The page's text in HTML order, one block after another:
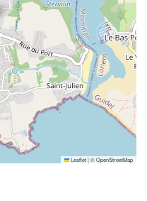
Leaflet|©OpenStreetMap